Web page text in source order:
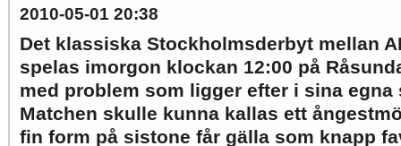
2010-05-01 20:38
Det klassiska Stockholmsderbyt mellan
spelas imorgon klockan 12:00 på
med problem som ligger efter i sina egna
Matchen skulle kunna kallas ett
fin form på sistone får gälla som knapp